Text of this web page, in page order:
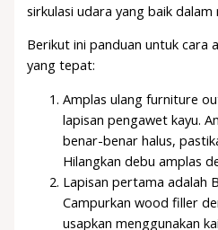
sirkulasi udara yang baik dalam
Berikut ini panduan untuk cara
yang tepat:
Amplas ulang furniture
lapisan pengawet kayu.
benar-benar halus,
Hilangkan debu amplas
Lapisan pertama adalah
Campurkan wood filler
usapkan menggunakan